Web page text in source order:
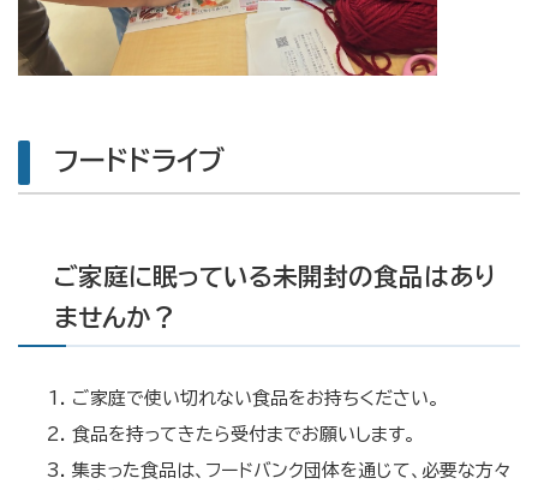
フードドライブ
ご家庭に眠っている未開封の食品はあり
ませんか？
ご家庭で使い切れない食品をお持ちください。
食品を持ってきたら受付までお願いします。
集まった食品は、フードバンク団体を通じて、必要な方々